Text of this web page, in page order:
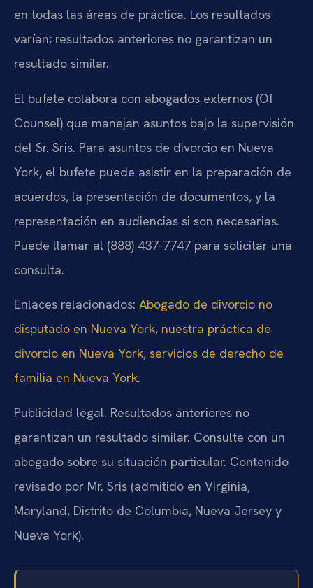
en todas las áreas de práctica. Los resultados
varían; resultados anteriores no garantizan un
resultado similar.
El bufete colabora con abogados externos (Of
Counsel) que manejan asuntos bajo la supervisión
del Sr. Sris. Para asuntos de divorcio en Nueva
York, el bufete puede asistir en la preparación de
acuerdos, la presentación de documentos, y la
representación en audiencias si son necesarias.
Puede llamar al (888) 437-7747 para solicitar una
consulta.
Enlaces relacionados: Abogado de divorcio no
disputado en Nueva York, nuestra práctica de
divorcio en Nueva York, servicios de derecho de
familia en Nueva York.
Publicidad legal. Resultados anteriores no
garantizan un resultado similar. Consulte con un
abogado sobre su situación particular. Contenido
revisado por Mr. Sris (admitido en Virginia,
Maryland, Distrito de Columbia, Nueva Jersey y
Nueva York).